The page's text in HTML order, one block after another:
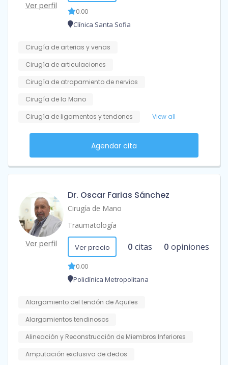
Ver perfil
0.00
Clínica Santa Sofia
Cirugía de arterias y venas
Cirugía de articulaciones
Cirugía de atrapamiento de nervios
Cirugía de la Mano
Cirugía de ligamentos y tendones
View all
Agendar cita
Ver perfil
Dr. Oscar Farias Sánchez
Cirugía de Mano
Traumatología
Ver precio 0 citas 0 opiniones
0.00
Policlínica Metropolitana
Alargamiento del tendón de Aquiles
Alargamientos tendinosos
Alineación y Reconstrucción de Miembros Inferiores
Amputación exclusiva de dedos